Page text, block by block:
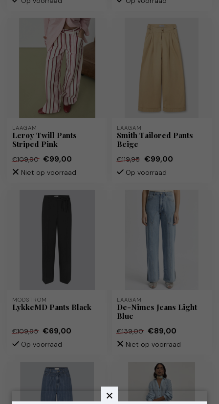
LAAGAM
Leroy Twill Pants
Striped Pink
€109,90 €99,00
Niet op voorraad
LAAGAM
Smith Tailored Pants
Beige
€119,95 €99,00
Op voorraad
MODSTRÖM
LykkeMD Pants Black
€109,95 €69,00
Op voorraad
LAAGAM
De-Nimes Jeans Light
Blue
€139,00 €89,00
Niet op voorraad